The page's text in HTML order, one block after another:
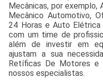
Mecânicas, por exemplo,
Mecânico Automotivo,
24 Horas e Auto
com um time de
além de investir em
ajustam a sua
Retíficas De Motores e
nossos especialistas.